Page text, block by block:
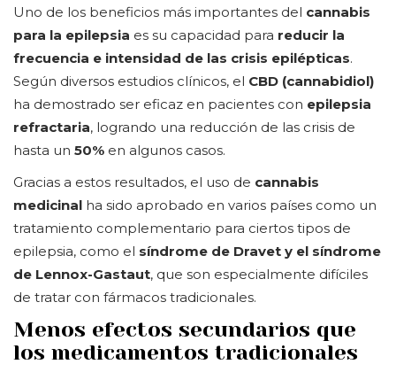
Uno de los beneficios más importantes del cannabis
para la epilepsia es su capacidad para reducir la
frecuencia e intensidad de las crisis epilépticas.
Según diversos estudios clínicos, el CBD (cannabidiol)
ha demostrado ser eficaz en pacientes con epilepsia
refractaria, logrando una reducción de las crisis de
hasta un 50% en algunos casos.
Gracias a estos resultados, el uso de cannabis
medicinal ha sido aprobado en varios países como un
tratamiento complementario para ciertos tipos de
epilepsia, como el síndrome de Dravet y el síndrome
de Lennox-Gastaut, que son especialmente difíciles
de tratar con fármacos tradicionales.
Menos efectos secundarios que
los medicamentos tradicionales